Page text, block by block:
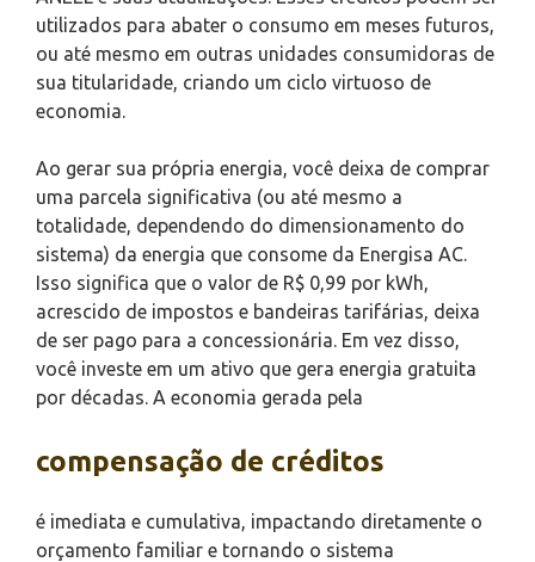
utilizados para abater o consumo em meses futuros,
ou até mesmo em outras unidades consumidoras de
sua titularidade, criando um ciclo virtuoso de
economia.
Ao gerar sua própria energia, você deixa de comprar
uma parcela significativa (ou até mesmo a
totalidade, dependendo do dimensionamento do
sistema) da energia que consome da Energisa AC.
Isso significa que o valor de R$ 0,99 por kWh,
acrescido de impostos e bandeiras tarifárias, deixa
de ser pago para a concessionária. Em vez disso,
você investe em um ativo que gera energia gratuita
por décadas. A economia gerada pela
compensação de créditos
é imediata e cumulativa, impactando diretamente o
orçamento familiar e tornando o sistema